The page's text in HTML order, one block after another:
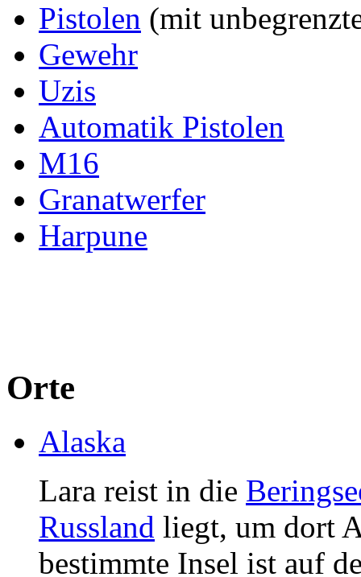
Pistolen (mit
Gewehr
Uzis
Automatik Pistolen
M16
Granatwerfer
Harpune
Orte
Alaska
Lara reist in die
Russland liegt, um dort
bestimmte Insel ist auf